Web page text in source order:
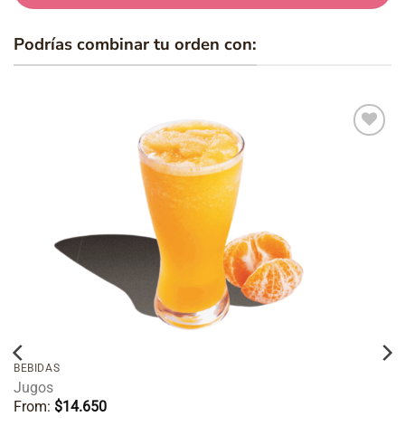
Podrías combinar tu orden con:
BEBIDAS
Jugos
From: $14.650